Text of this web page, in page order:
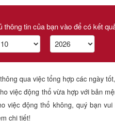
thông tin của bạn vào để có kết
qua việc tổng hợp các ngày
việc động thổ vừa hợp với bản
việc động thổ không, quý bạn
chi tiết!